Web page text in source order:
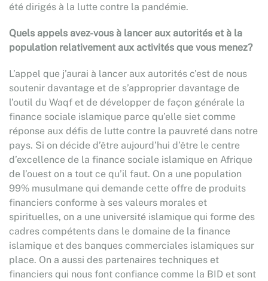
été dirigés à la lutte contre la pandémie.
Quels appels avez-vous à lancer aux autorités et à la
population relativement aux activités que vous menez?
L’appel que j’aurai à lancer aux autorités c’est de nous
soutenir davantage et de s’approprier davantage de
l’outil du Waqf et de développer de façon générale la
finance sociale islamique parce qu’elle siet comme
réponse aux défis de lutte contre la pauvreté dans notre
pays. Si on décide d’être aujourd’hui d’être le centre
d’excellence de la finance sociale islamique en Afrique
de l’ouest on a tout ce qu’il faut. On a une population
99% musulmane qui demande cette offre de produits
financiers conforme à ses valeurs morales et
spirituelles, on a une université islamique qui forme des
cadres compétents dans le domaine de la finance
islamique et des banques commerciales islamiques sur
place. On a aussi des partenaires techniques et
financiers qui nous font confiance comme la BID et sont